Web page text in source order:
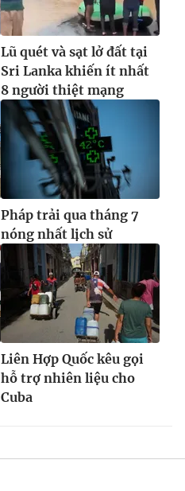
Lũ quét và sạt lở đất tại
Sri Lanka khiến ít nhất
8 người thiệt mạng
Pháp trải qua tháng 7
nóng nhất lịch sử
Liên Hợp Quốc kêu gọi
hỗ trợ nhiên liệu cho
Cuba